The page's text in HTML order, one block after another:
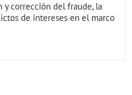
y corrección del fraude, la
de intereses en el marco